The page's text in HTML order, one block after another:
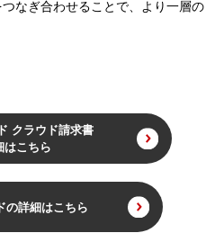
なぎ合わせることで、より一層の
クラウド請求書
はこちら
の詳細はこちら